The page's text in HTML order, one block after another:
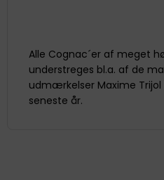
Alle Cognac´er af meget
understreges bl.a. af de
udmærkelser Maxime
seneste år.